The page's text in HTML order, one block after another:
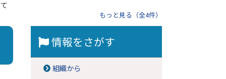
もっと見る（全4件）
情報をさがす
組織から